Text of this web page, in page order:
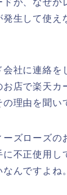
生して使え
社に連絡を
店で楽天カ
理由を聞い
ズローズの
不正使用し
んですよね。